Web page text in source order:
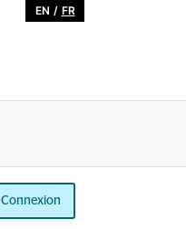
EN / FR
Connexion